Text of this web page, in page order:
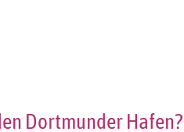
Dortmunder Hafen?